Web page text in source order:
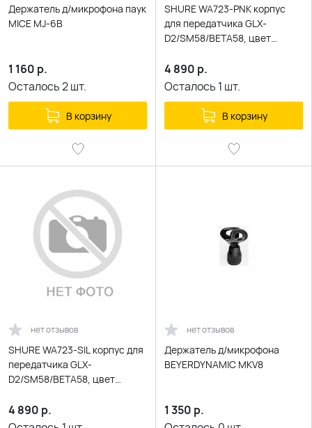
Держатель д/микрофона паук
MICE MJ-6B
1 160 р.
Осталось2шт.
В корзину
SHURE WA723-PNK корпус
для передатчика GLX-
D2/SM58/BETA58, цвет
4 890 р.
Осталось 1 шт.
В корзину
нет отзывов
SHURE WA723-SIL корпус для
передатчика GLX-
D2/SM58/BETA58, цвет
4 890 р.
нет отзывов
Держатель д/микрофона
BEYERDYNAMIC MKV8
1 350 р.